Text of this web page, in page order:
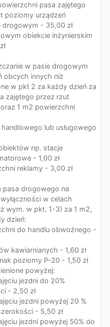
pasa zajętego
poziomy urządzeń
drogowym - 35,00 zł
obiekcie inżynierskim
w pasie drogowym
obcych innych niż
w pkt 2 za każdy dzień za
zajętego przez rzut
1 m2 powierzchni
lub usługowego
np. stacje
- 1,00 zł
reklamy - 3,00 zł
pasa drogowego na
w celach
wym. w pkt. 1-3) za 1 m2,
dzień:
do handlu obwoźnego -
kawiarnianych - 1,60 zł
poziomy P-20 - 1,50 zł
powyżej:
jezdni do 20%
- 2,50 zł
jezdni powyżej 20 %
- 5,50 zł
jezdni powyżej 50% do